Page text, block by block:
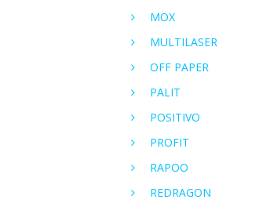
MOX
MULTILASER
OFF PAPER
PALIT
POSITIVO
PROFIT
RAPOO
REDRAGON